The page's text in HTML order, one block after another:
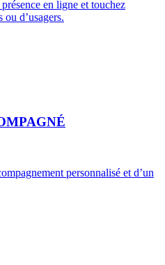
en ligne et touchez
ou d’usagers.
personnalisé et d’un